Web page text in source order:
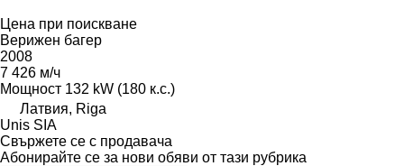
Цена при поискване
Верижен багер
2008
7 426 м/ч
Мощност 132 kW (180 к.с.)
Латвия, Riga
Unis SIA
Свържете се с продавача
Абонирайте се за нови обяви от тази рубрика